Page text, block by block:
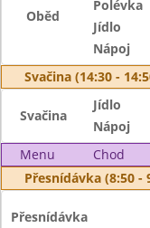
Oběd
Polévka
Jídlo
Nápoj
Svačina (14:30 -
Svačina
Jídlo
Nápoj
Menu
Chod
Přesnídávka (8:50 -
Přesnídávka